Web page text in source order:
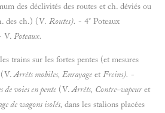
des déclivités des routes et ch. déviés ou
des ch.) (V. Routes). - 4° Poteaux
V. Poteaux.
trains sur les fortes pentes (et mesures
(V.Arrêts mobiles, Enrayage etFreins). -
de voies en pente (V.Arrêts, Contre-vapeuret
de wagons isolés, dans les stalions placées